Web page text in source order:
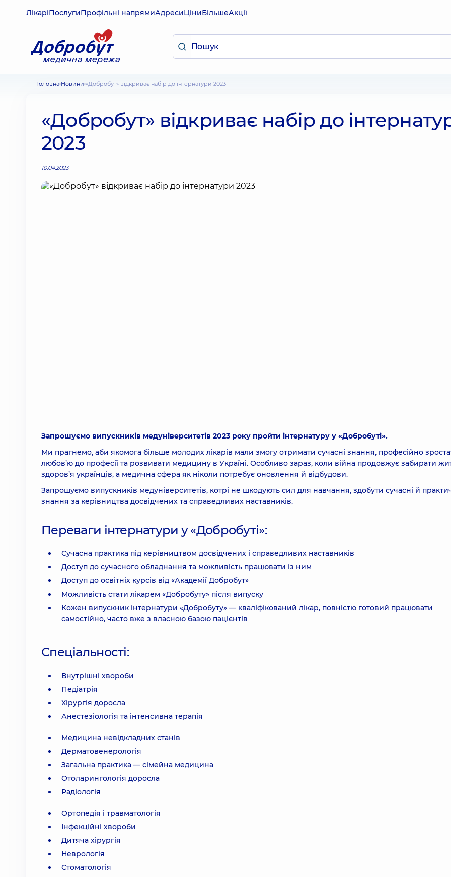
ЛікаріПослугиПрофільні напрямиАдресиЦіниБільшеАкції
Головна Новини «Добробут» відкриває набір до інтернатури 2023
«Добробут» відкриває набір до
2023
10.04.2023
Запрошуємо випускників медуніверситетів 2023 року пройти інтернатуру у «Добробуті».
Ми прагнемо, аби якомога більше молодих лікарів мали змогу отримати сучасні знання, професійно
любов’ю до професії та розвивати медицину в Україні. Особливо зараз, коли війна продовжує забирати
здоров’я українців, а медична сфера як ніколи потребує оновлення й відбудови.
Запрошуємо випускників медуніверситетів, котрі не шкодують сил для навчання, здобути сучасні й
знання за керівництва досвідчених та справедливих наставників.
Переваги інтернатури у «Добробуті»:
Сучасна практика під керівництвом досвідчених і справедливих наставників
Доступ до сучасного обладнання та можливість працювати із ним
Доступ до освітніх курсів від «Академії Добробут»
Можливість стати лікарем «Добробуту» після випуску
Кожен випускник інтернатури «Добробуту» — кваліфікований лікар, повністю готовий працювати
самостійно, часто вже з власною базою пацієнтів
Спеціальності:
Внутрішні хвороби
Педіатрія
Хірургія доросла
Анестезіологія та інтенсивна терапія
Медицина невідкладних станів
Дерматовенерологія
Загальна практика — сімейна медицина
Отоларингологія доросла
Радіологія
Ортопедія і травматологія
Інфекційні хвороби
Дитяча хірургія
Неврологія
Стоматологія